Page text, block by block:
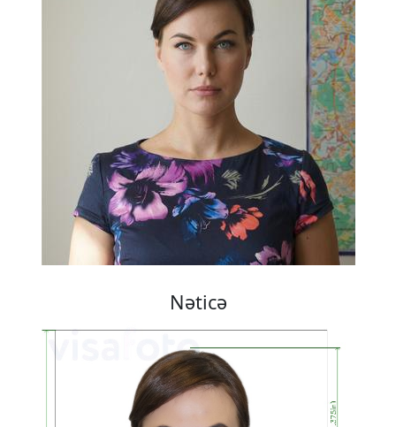
Nəticə